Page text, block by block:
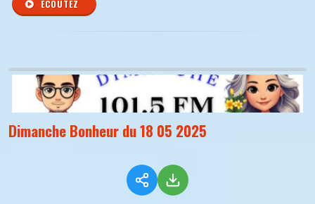
ÉCOUTEZ
Dimanche Bonheur du 18 05 2025